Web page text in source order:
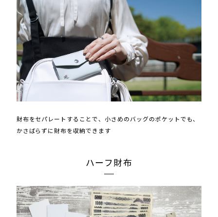
財布をセパレートすることで、小さめのバッグのポケットでも、
かさばらずに財布を収納できます
ハーフ財布